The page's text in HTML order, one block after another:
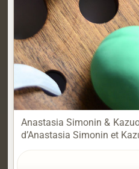
Anastasia Simonin &
d’Anastasia Simonin et